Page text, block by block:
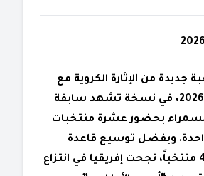
جديدة من الإثارة الكروية مع
اقتراب مونديال 2026، في نسخة تشهد سابقة
السمراء بحضور عشرة منتخبات
وبفضل توسيع قاعدة
المشاركة إلى 48 منتخباً، نجحت إفريقيا في انتزاع